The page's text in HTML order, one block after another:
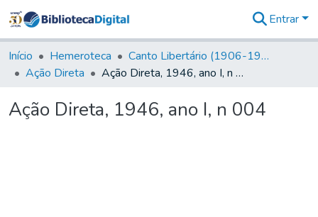
&
Coleções
Tudo na
Digital
Entrar
Início Hemeroteca
Canto Libertário (1906-1995)
Ação Direta
Ação Direta, 1946, ano I, n 004
Ação Direta, 1946, ano I, n 004